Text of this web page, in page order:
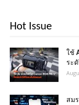
Hot Issue
ใช้
ระ
สม